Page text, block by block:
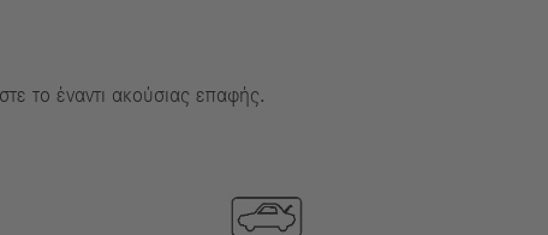
το έναντι ακούσιας επαφής.